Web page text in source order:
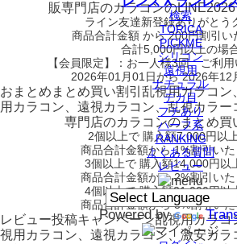
販専門店のカラコンの
ライン友達新登録ありがとう
商品合計金額 から 200円割引 い
合計5,000円以上の場
【会員限定】：お一人様3回、ご利用
2026年01月01日から 2026年12
おまとめ まとめ買い割引 乱視用カラコン
用カラコン、遠視カラコン、乱視カラー
専門店のカラコンのまとめ買
2個以上で 購入額7,000円以上
商品合計金額から1%割引いた
3個以上で 購入額14,000円以
商品合計金額から2%割引いた
4個以上で 購入額21,000円以
商品合計金額から3%割引いた
レビュー投稿キャンペーン乱視用カラコ
視用カラコン、遠視カラコン、激安カラ
検索
TORICA
PICKME
シリコン
遠視用
ナチュラル
デカ目
フチあり
ハーフ系
RANKING
よくある質問
レビュー
Powered by